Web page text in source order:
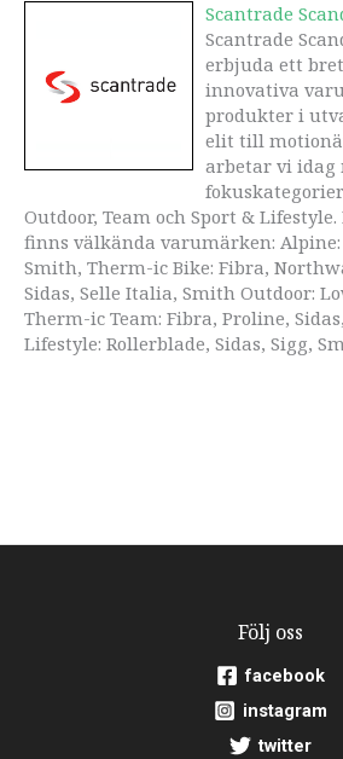
Scantrade
Scantrade
erbjuda ett
innovativa
produkter i
elit till
arbetar vi idag
Outdoor, Team och Sport &
finns välkända varumärken: Alpine:
Smith, Therm-ic Bike: Fibra,
Sidas, Selle Italia, Smith Outdoor:
Therm-ic Team: Fibra, Proline,
Lifestyle: Rollerblade, Sidas, Sigg,
Följ oss
facebook
instagram
twitter